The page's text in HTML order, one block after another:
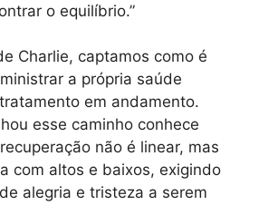
o equilíbrio.”
Charlie, captamos como é
a própria saúde
em andamento.
esse caminho conhece
não é linear, mas
com altos e baixos, exigindo
alegria e tristeza a serem